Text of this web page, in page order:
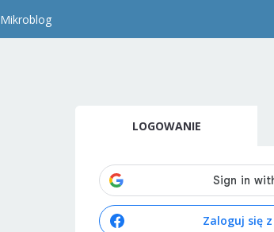
Mikroblog
LOGOWANIE
Zaloguj się